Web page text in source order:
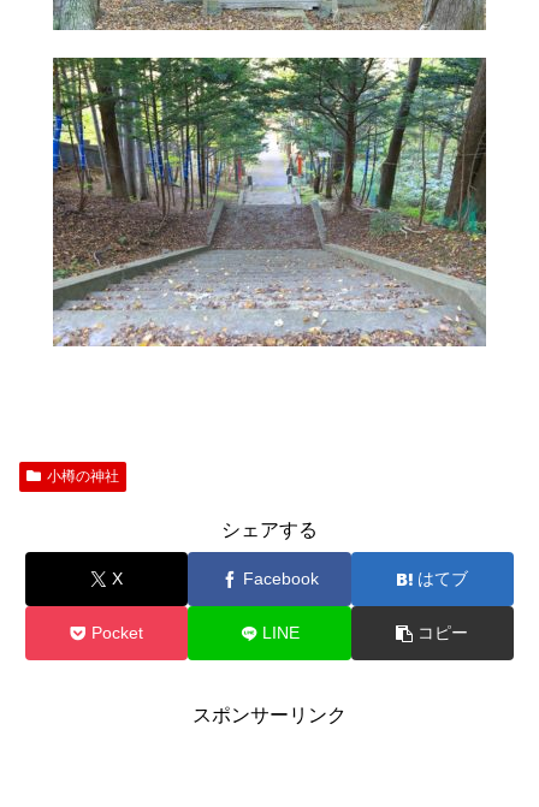
小樽の神社
シェアする
X Facebook はてブ
Pocket LINE コピー
スポンサーリンク